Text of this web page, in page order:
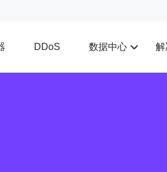
DDoS 数据中心 解